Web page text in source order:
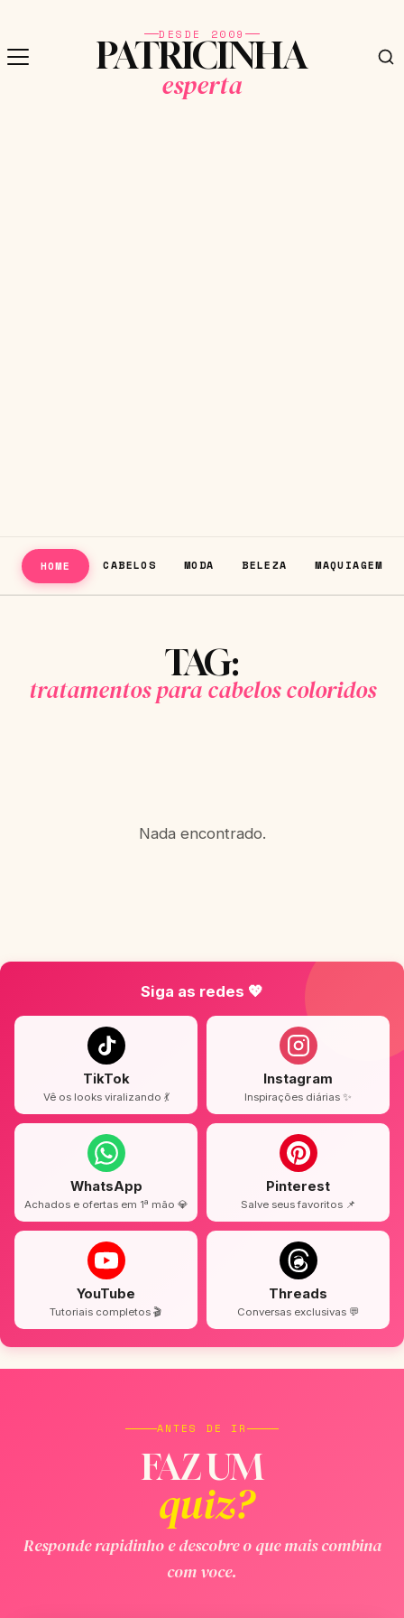
DESDE 2009
PATRICINHA
esperta
HOME CABELOS MODA BELEZA MAQUIAGEM
TAG:
tratamentos para cabelos coloridos
Nada encontrado.
Siga as redes 💖
TikTok
Vê os looks viralizando 💃
Instagram
Inspirações diárias ✨
WhatsApp
Achados e ofertas em 1ª mão 💎
Pinterest
Salve seus favoritos 📌
YouTube
Tutoriais completos 🎬
Threads
Conversas exclusivas 💬
ANTES DE IR
FAZ UM
quiz?
Responde rapidinho e descobre o que mais combina
com voce.